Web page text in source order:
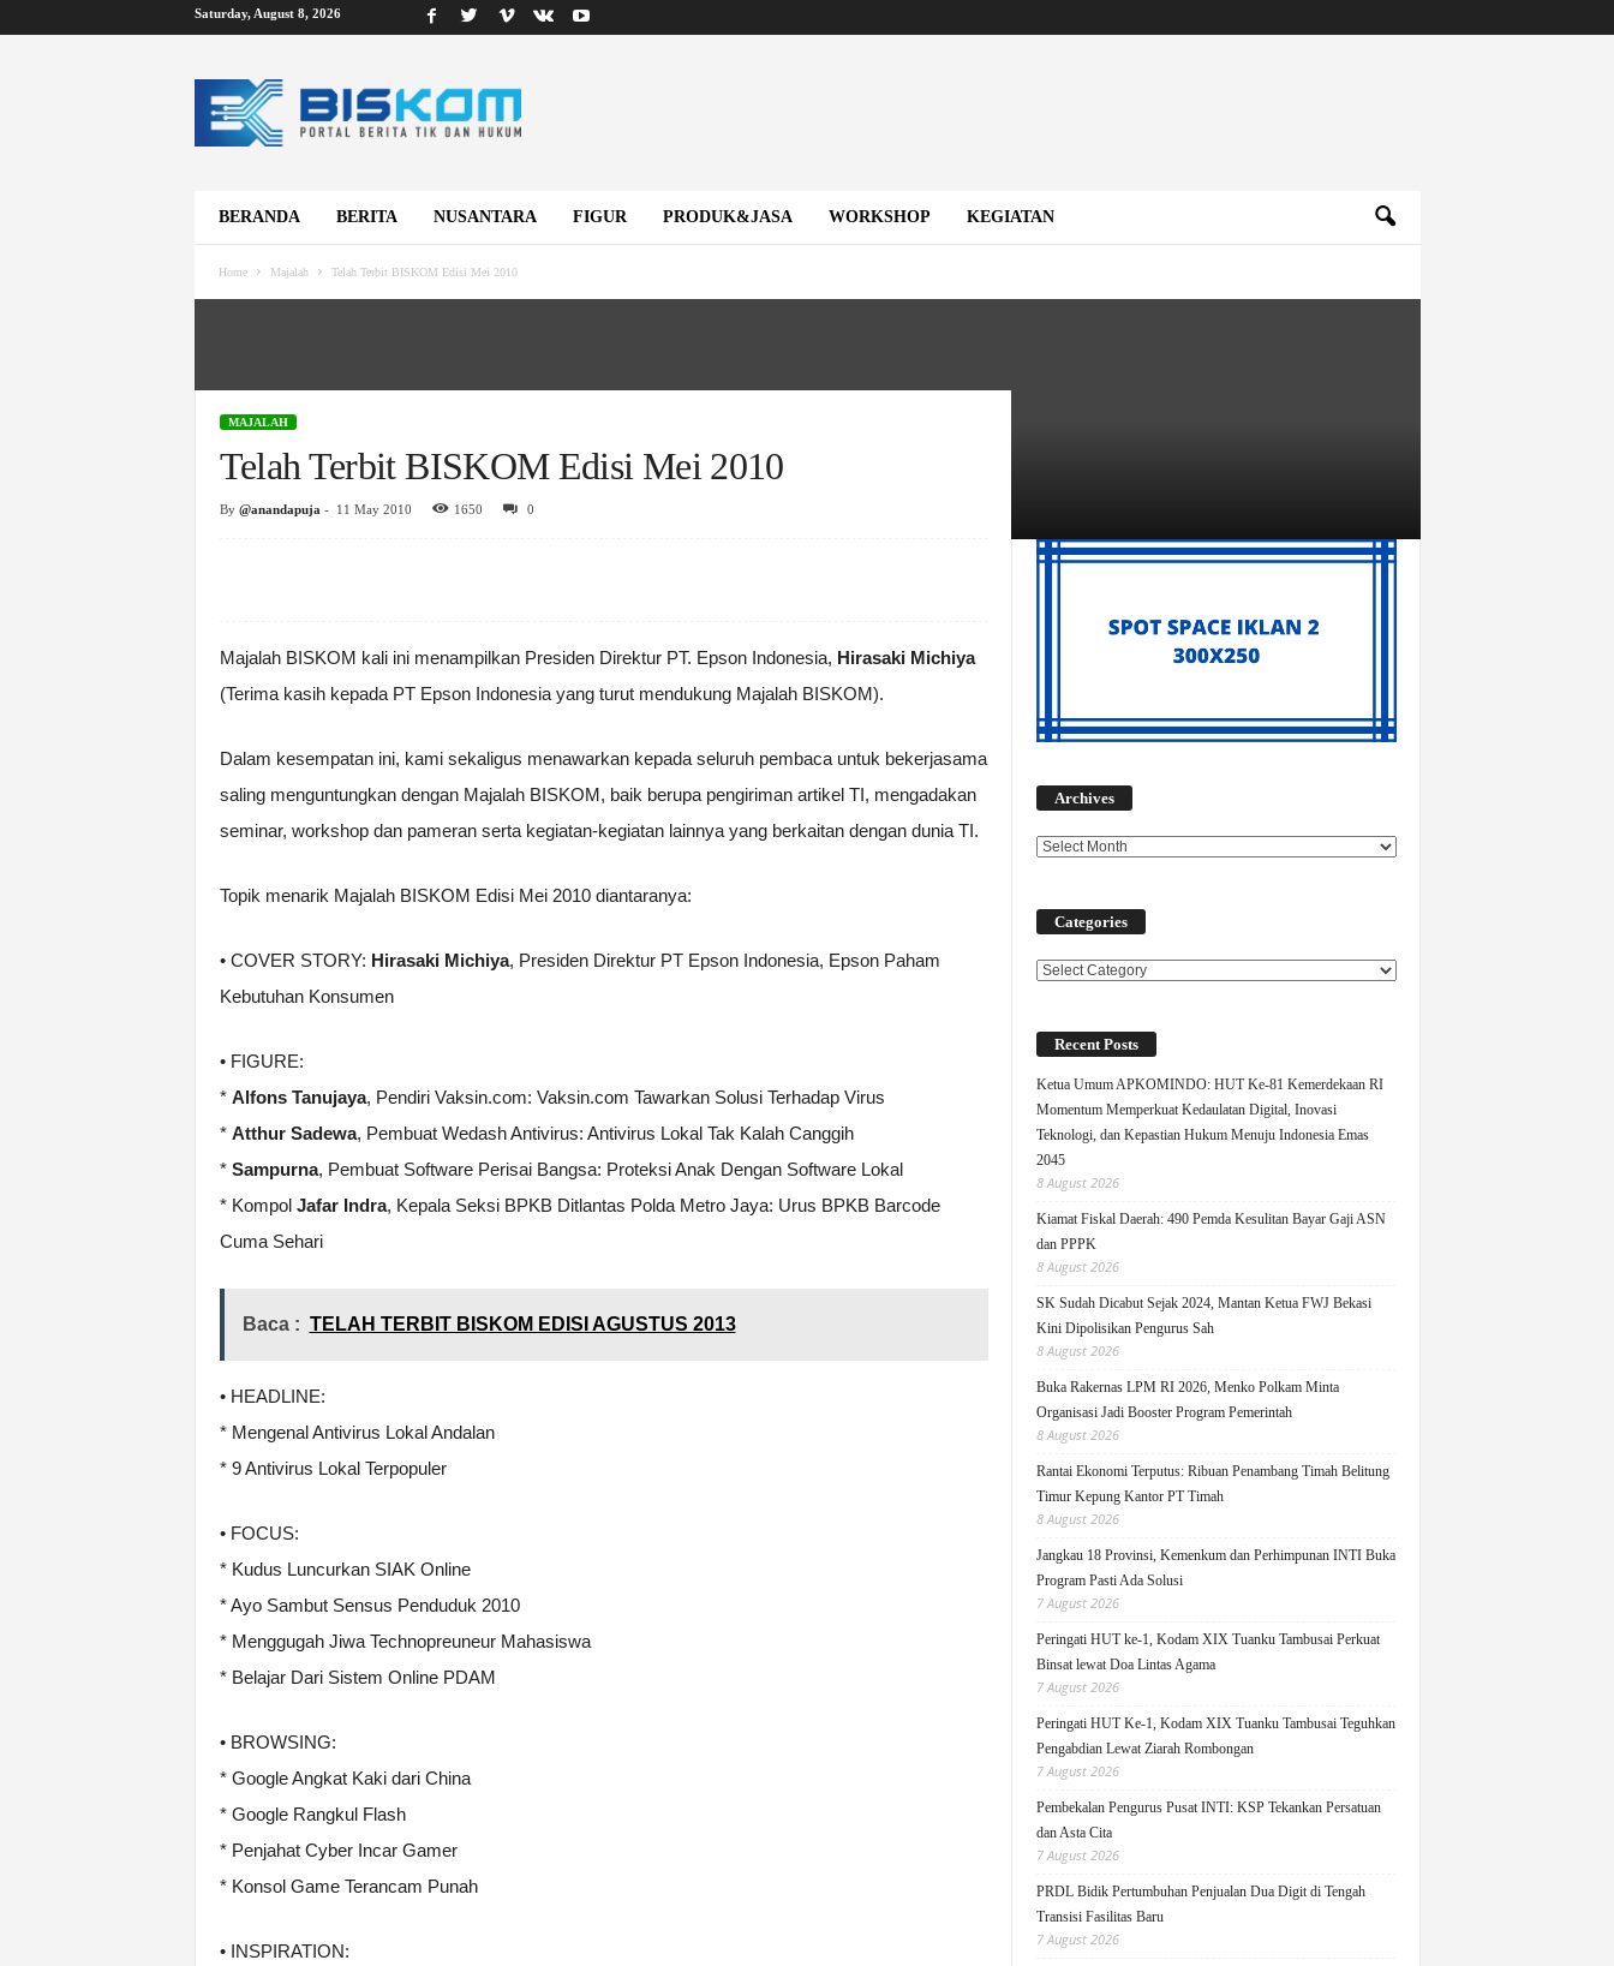
Saturday, August 8, 2026
i
BERANDA
BERITA NUSANTARA FIGUR PRODUK&JASA WORKSHOP KEGIATAN
Home Majalah Telah Terbit BISKOM Edisi Mei 2010
MAJALAH
Telah Terbit BISKOM Edisi Mei 2010
By @anandapuja - 11 May 2010 1650 0
Majalah BISKOM kali ini menampilkan Presiden Direktur PT. Epson Indonesia, Hirasaki Michiya
(Terima kasih kepada PT Epson Indonesia yang turut mendukung Majalah BISKOM).
Dalam kesempatan ini, kami sekaligus menawarkan kepada seluruh pembaca untuk bekerjasama
saling menguntungkan dengan Majalah BISKOM, baik berupa pengiriman artikel TI, mengadakan
seminar, workshop dan pameran serta kegiatan-kegiatan lainnya yang berkaitan dengan dunia TI.
Topik menarik Majalah BISKOM Edisi Mei 2010 diantaranya:
• COVER STORY: Hirasaki Michiya, Presiden Direktur PT Epson Indonesia, Epson Paham
Kebutuhan Konsumen
• FIGURE:
* Alfons Tanujaya, Pendiri Vaksin.com: Vaksin.com Tawarkan Solusi Terhadap Virus
* Atthur Sadewa, Pembuat Wedash Antivirus: Antivirus Lokal Tak Kalah Canggih
* Sampurna, Pembuat Software Perisai Bangsa: Proteksi Anak Dengan Software Lokal
* Kompol Jafar Indra, Kepala Seksi BPKB Ditlantas Polda Metro Jaya: Urus BPKB Barcode
Cuma Sehari
Baca : TELAH TERBIT BISKOM EDISI AGUSTUS 2013
• HEADLINE:
* Mengenal Antivirus Lokal Andalan
* 9 Antivirus Lokal Terpopuler
• FOCUS:
* Kudus Luncurkan SIAK Online
* Ayo Sambut Sensus Penduduk 2010
* Menggugah Jiwa Technopreuneur Mahasiswa
* Belajar Dari Sistem Online PDAM
• BROWSING:
* Google Angkat Kaki dari China
* Google Rangkul Flash
* Penjahat Cyber Incar Gamer
* Konsol Game Terancam Punah
• INSPIRATION:
Archives
Categories
Categories
Recent Posts
Ketua Umum APKOMINDO: HUT Ke-81 Kemerdekaan RI
Momentum Memperkuat Kedaulatan Digital, Inovasi
Teknologi, dan Kepastian Hukum Menuju Indonesia Emas
2045
8 August 2026
Kiamat Fiskal Daerah: 490 Pemda Kesulitan Bayar Gaji ASN
dan PPPK
8 August 2026
SK Sudah Dicabut Sejak 2024, Mantan Ketua FWJ Bekasi
Kini Dipolisikan Pengurus Sah
8 August 2026
Buka Rakernas LPM RI 2026, Menko Polkam Minta
Organisasi Jadi Booster Program Pemerintah
8 August 2026
Rantai Ekonomi Terputus: Ribuan Penambang Timah Belitung
Timur Kepung Kantor PT Timah
8 August 2026
Jangkau 18 Provinsi, Kemenkum dan Perhimpunan INTI Buka
Program Pasti Ada Solusi
7 August 2026
Peringati HUT ke-1, Kodam XIX Tuanku Tambusai Perkuat
Binsat lewat Doa Lintas Agama
7 August 2026
Peringati HUT Ke-1, Kodam XIX Tuanku Tambusai Teguhkan
Pengabdian Lewat Ziarah Rombongan
7 August 2026
Pembekalan Pengurus Pusat INTI: KSP Tekankan Persatuan
dan Asta Cita
7 August 2026
PRDL Bidik Pertumbuhan Penjualan Dua Digit di Tengah
Transisi Fasilitas Baru
7 August 2026